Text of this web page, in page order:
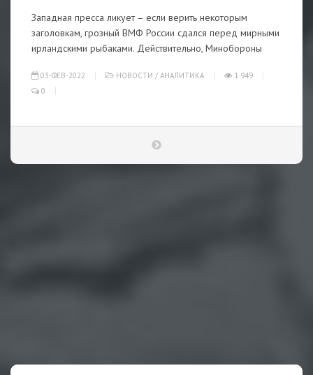
Западная пресса ликует – если верить некоторым
заголовкам, грозный ВМФ России сдался перед мирными
ирландскими рыбаками. Действительно, Минобороны
03-ФЕВ-2022 НОВОСТИ / АНАЛИТИКА
1 949
0